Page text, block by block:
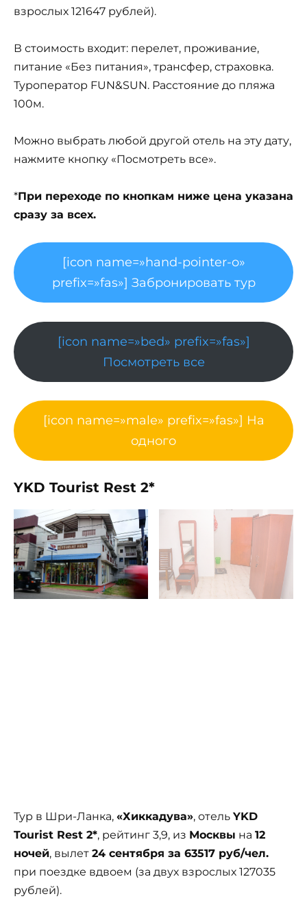
взрослых 121647 рублей).
В стоимость входит: перелет, проживание,
питание «Без питания», трансфер, страховка.
Туроператор FUN&SUN. Расстояние до пляжа
100м.
Можно выбрать любой другой отель на эту дату,
нажмите кнопку «Посмотреть все».
*При переходе по кнопкам ниже цена указана
сразу за всех.
[icon name=»hand-pointer-o»
prefix=»fas»] Забронировать тур
[icon name=»bed» prefix=»fas»]
Посмотреть все
[icon name=»male» prefix=»fas»] На
одного
YKD Tourist Rest 2*
Тур в Шри-Ланка, «Хиккадува», отель YKD
Tourist Rest 2*, рейтинг 3,9, из Москвы на 12
ночей, вылет 24 сентября за 63517 руб/чел.
при поездке вдвоем (за двух взрослых 127035
рублей).